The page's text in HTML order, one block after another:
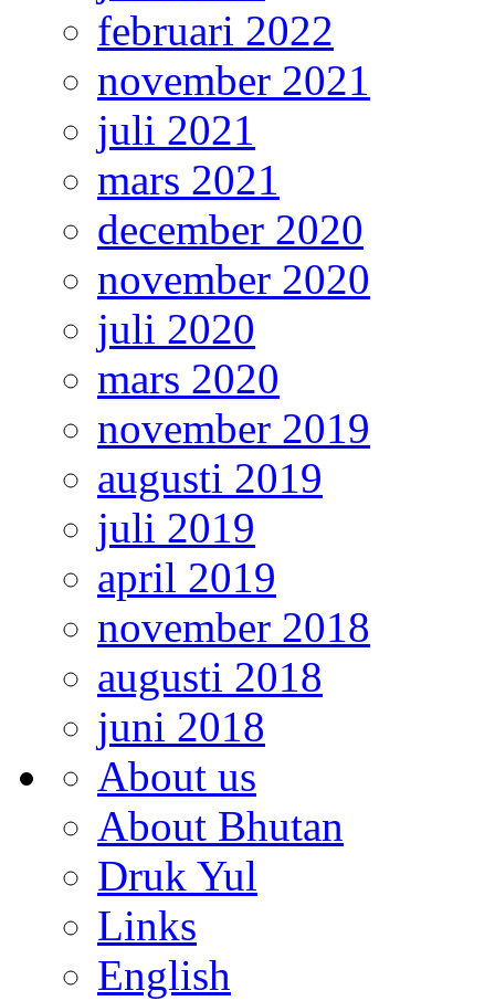
februari 2022
november 2021
juli 2021
mars 2021
december 2020
november 2020
juli 2020
mars 2020
november 2019
augusti 2019
juli 2019
april 2019
november 2018
augusti 2018
juni 2018
About us
About Bhutan
Druk Yul
Links
English